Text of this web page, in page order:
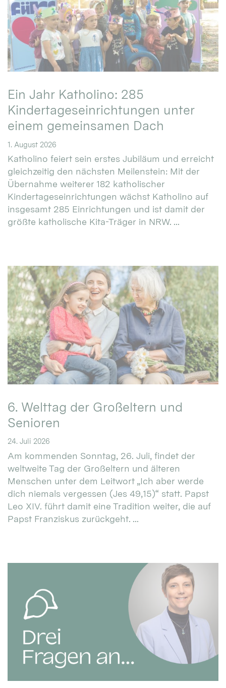
Ein Jahr Katholino: 285
Kindertageseinrichtungen unter
einem gemeinsamen Dach
1. August 2026
Katholino feiert sein erstes Jubiläum und erreicht
gleichzeitig den nächsten Meilenstein: Mit der
Übernahme weiterer 182 katholischer
Kindertageseinrichtungen wächst Katholino auf
insgesamt 285 Einrichtungen und ist damit der
größte katholische Kita-Träger in NRW. ...
6. Welttag der Großeltern und
Senioren
24. Juli 2026
Am kommenden Sonntag, 26. Juli, findet der
weltweite Tag der Großeltern und älteren
Menschen unter dem Leitwort „Ich aber werde
dich niemals vergessen (Jes 49,15)“ statt. Papst
Leo XIV. führt damit eine Tradition weiter, die auf
Papst Franziskus zurückgeht. ...